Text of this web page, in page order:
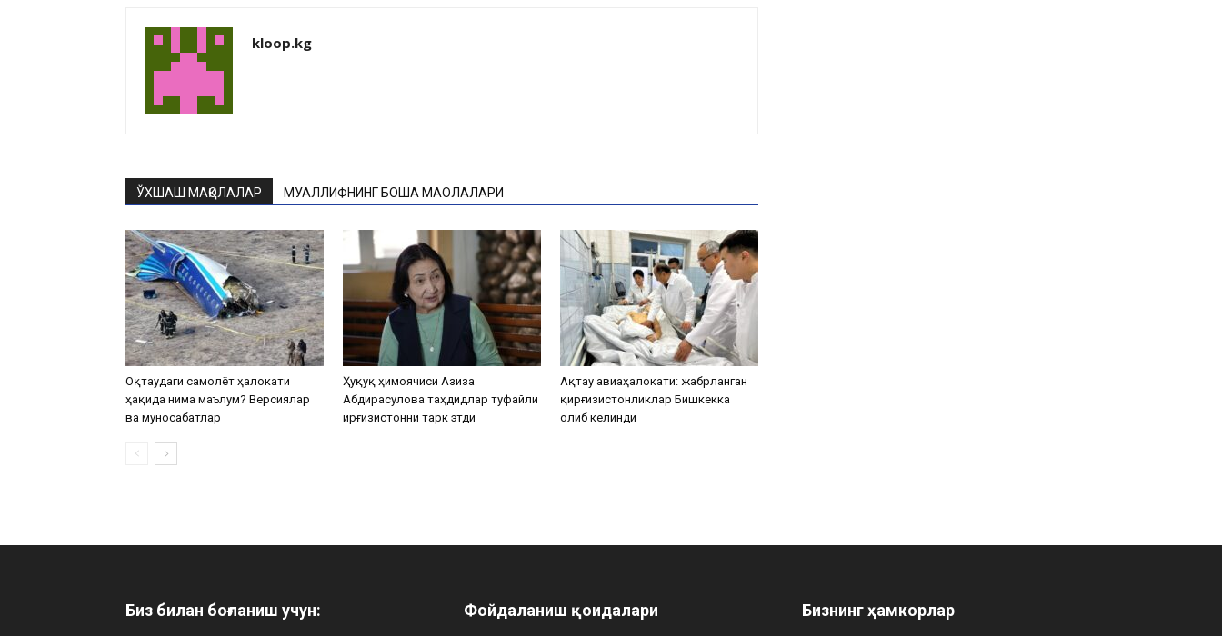
kloop.kg
ЎХШАШ МАҚОЛАЛАР МУАЛЛИФНИНГ БОШҚА МАҚОЛАЛАРИ
Оқтаудаги самолёт ҳалокати
ҳақида нима маълум? Версиялар
ва муносабатлар
Ҳуқуқ ҳимоячиси Азиза
Абдирасулова таҳдидлар туфайли
Қирғизистонни тарк этди
Ақтау авиаҳалокати: жабрланган
қирғизистонликлар Бишкекка
олиб келинди
Биз билан боғланиш учун: Фойдаланиш қоидалари Бизнинг ҳамкорлар